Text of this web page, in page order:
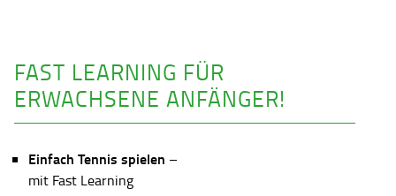
FAST LEARNING FÜR
ERWACHSENE ANFÄNGER!
Einfach Tennis spielen –
mit Fast Learning